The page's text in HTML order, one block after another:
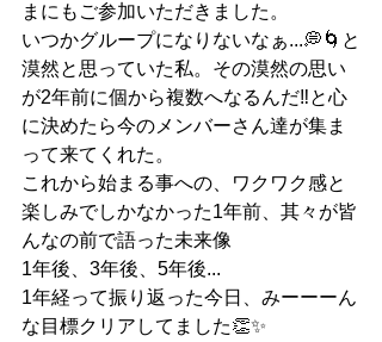
まにもご参加いただきました。
いつかグループになりないなぁ...💭🌀と
漠然と思っていた私。その漠然の思い
が2年前に個から複数へなるんだ‼︎と心
に決めたら今のメンバーさん達が集ま
って来てくれた。
これから始まる事への、ワクワク感と
楽しみでしかなかった1年前、其々が皆
んなの前で語った未来像
1年後、3年後、5年後...
1年経って振り返った今日、みーーーん
な目標クリアしてました👏✨